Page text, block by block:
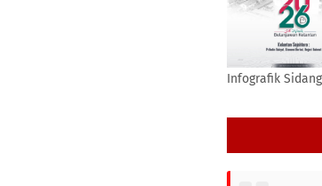
Infografik